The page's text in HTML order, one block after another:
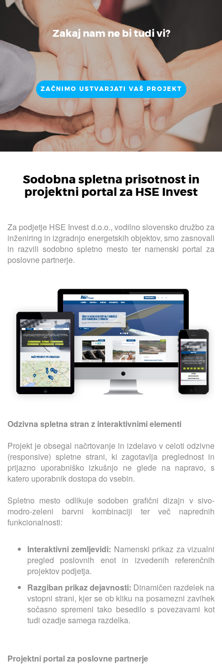
Zakaj nam ne bi tudi vi?
ZAČNIMO USTVARJATI VAŠ PROJEKT
Sodobna spletna prisotnost in
projektni portal za HSE Invest
Za podjetje HSE Invest d.o.o., vodilno slovensko družbo za
inženiring in izgradnjo energetskih objektov, smo zasnovali
in razvili sodobno spletno mesto ter namenski portal za
poslovne partnerje.
Odzivna spletna stran z interaktivnimi elementi
Projekt je obsegal načrtovanje in izdelavo v celoti odzivne
(responsive) spletne strani, ki zagotavlja preglednost in
prijazno uporabniško izkušnjo ne glede na napravo, s
katero uporabnik dostopa do vsebin.
Spletno mesto odlikuje sodoben grafični dizajn v sivo-
modro-zeleni barvni kombinaciji ter več naprednih
funkcionalnosti:
Interaktivni zemljevidi: Namenski prikaz za vizualni
pregled poslovnih enot in izvedenih referenčnih
projektov podjetja.
Razgiban prikaz dejavnosti: Dinamičen razdelek na
vstopni strani, kjer se ob kliku na posamezni zavihek
sočasno spremeni tako besedilo s povezavami kot
tudi ozadje samega razdelka.
Projektni portal za poslovne partnerje